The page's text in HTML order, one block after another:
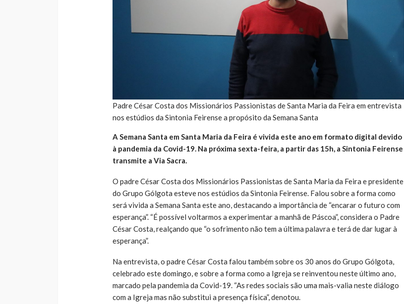
Padre César Costa dos Missionários Passionistas de Santa Maria da Feira em entrevista
nos estúdios da Sintonia Feirense a propósito da Semana Santa
A Semana Santa em Santa Maria da Feira é vivida este ano em formato digital devido
à pandemia da Covid-19. Na próxima sexta-feira, a partir das 15h, a Sintonia Feirense
transmite a Via Sacra.
O padre César Costa dos Missionários Passionistas de Santa Maria da Feira e presidente
do Grupo Gólgota esteve nos estúdios da Sintonia Feirense. Falou sobre a forma como
será vivida a Semana Santa este ano, destacando a importância de “encarar o futuro com
esperança”. “É possível voltarmos a experimentar a manhã de Páscoa”, considera o Padre
César Costa, realçando que “o sofrimento não tem a última palavra e terá de dar lugar à
esperança”.
Na entrevista, o padre César Costa falou também sobre os 30 anos do Grupo Gólgota,
celebrado este domingo, e sobre a forma como a Igreja se reinventou neste último ano,
marcado pela pandemia da Covid-19. “As redes sociais são uma mais-valia neste diálogo
com a Igreja mas não substitui a presença física”, denotou.